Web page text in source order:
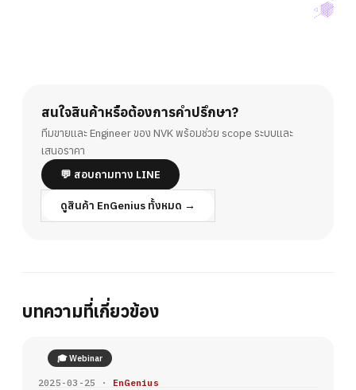
สนใจสินค้าหรือต้องการคำปรึกษา?
ทีมขายและ Engineer ของ NVK พร้อมช่วย scope ระบบและ
เสนอราคา
💬 สอบถามทาง LINE
ดูสินค้า EnGenius ทั้งหมด →
บทความที่เกี่ยวข้อง
🎓 Webinar
2025-03-25 · EnGenius